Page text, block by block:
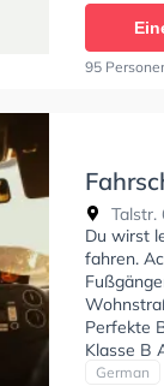
zu
95
Talstr.
Du wirst
fahren.
Perfekte
Klasse B
German